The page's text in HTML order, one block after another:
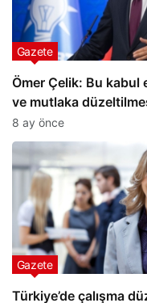
Ömer Çelik: Bu kabul
ve mutlaka
Gazete
8 ay önce
Türkiye’de çalışma
Gazete
saha